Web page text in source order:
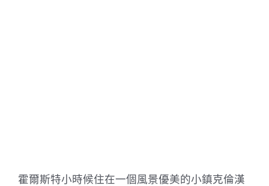
霍爾斯特小時候住在一個風景優美的小鎮克倫漢